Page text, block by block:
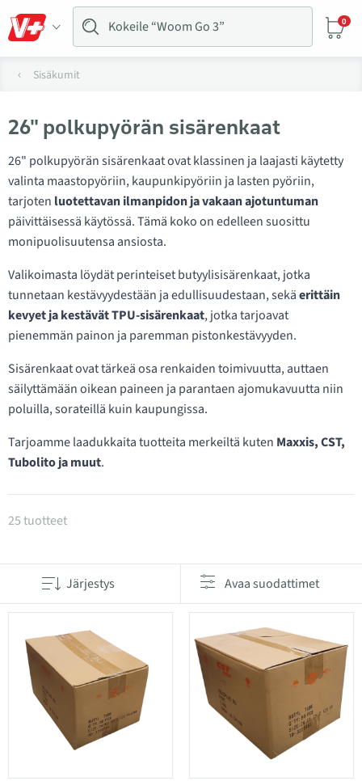
0
Sisäkumit
26" polkupyörän sisärenkaat
26" polkupyörän sisärenkaat ovat klassinen ja laajasti käytetty
valinta maastopyöriin, kaupunkipyöriin ja lasten pyöriin,
tarjoten luotettavan ilmanpidon ja vakaan ajotuntuman
päivittäisessä käytössä. Tämä koko on edelleen suosittu
monipuolisuutensa ansiosta.
Valikoimasta löydät perinteiset butyylisisärenkaat, jotka
tunnetaan kestävyydestään ja edullisuudestaan, sekäerittäin
kevyet ja kestävät TPU-sisärenkaat, jotka tarjoavat
pienemmän painon ja paremman pistonkestävyyden.
Sisärenkaat ovat tärkeä osa renkaiden toimivuutta, auttaen
säilyttämään oikean paineen ja parantaen ajomukavuutta niin
poluilla, sorateillä kuin kaupungissa.
Tarjoamme laadukkaita tuotteita merkeiltä kuten Maxxis, CST,
Tubolito ja muut.
Tuotteet kategoriassa Sisäkumit 26"
25 tuotteet
Järjestys Avaa suodattimet